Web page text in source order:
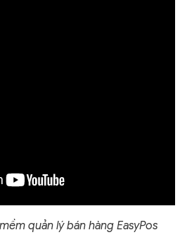
quản lý bán hàng EasyPos